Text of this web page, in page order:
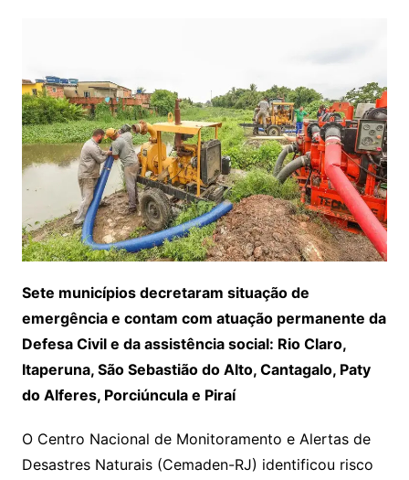
Sete municípios decretaram situação de
emergência e contam com atuação permanente da
Defesa Civil e da assistência social: Rio Claro,
Itaperuna, São Sebastião do Alto, Cantagalo, Paty
do Alferes, Porciúncula e Piraí
O Centro Nacional de Monitoramento e Alertas de
Desastres Naturais (Cemaden-RJ) identificou risco